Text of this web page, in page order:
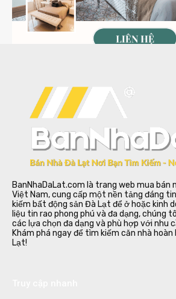
BanNhaDaLat.com là trang web mua bán
Việt Nam, cung cấp một nền tảng đáng
kiếm bất động sản Đà Lạt để ở hoặc kinh
liệu tin rao phong phú và đa dạng, chúng
các lựa chọn đa dạng và phù hợp với nhu
Khám phá ngay để tìm kiếm căn nhà
Lạt!